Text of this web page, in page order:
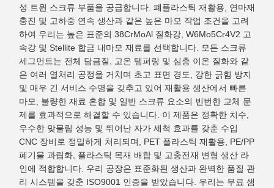
성 트윈 스크류 부품을 공급합니다. 폐플라스틱 재활용, 연마재
충진 및 고하중 연속 생산과 같은 높은 마모 작업 조건을 고려
하여 우리는 높은 표준의 38CrMoAl 질화강, W6Mo5Cr4V2 고
속강 및 Stellite 합금 내마모 재료를 선택합니다. 모든 스크류
세그먼트는 전체 담금질, 고온 템퍼링 및 심층 이온 질화와 같
은 여러 열처리 공정을 거치며 초고 표면 경도, 강한 긁힘 방지
및 매우 긴 서비스 수명을 갖추고 있어 재활용 생산에서 빠른
마모, 불량한 재료 혼합 및 일반 스크류 요소의 빈번한 교체 문
제를 효과적으로 해결할 수 있습니다. 이 제품은 정확한 치수,
우수한 맞물림 성능 및 뛰어난 자가 세척 효과를 갖춘 수입
CNC 장비로 정밀하게 처리되며, PET 플라스틱 재활용, PE/PP
폐기물 과립화, 플라스틱 목재 배합 및 고충전재 변형 생산 라
인에 적합합니다. 우리 공장은 표준화된 생산과 완벽한 품질 관
리 시스템을 갖춘 ISO9001 인증을 받았습니다. 우리는 무료 샘